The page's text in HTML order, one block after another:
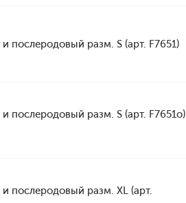
послеродовый разм. S (арт. F7651)
послеродовый разм. S (арт. F7651о)
послеродовый разм. XL (арт.